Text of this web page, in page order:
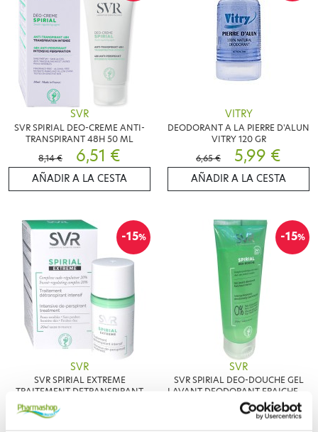
SVR
SVR SPIRIAL DEO-CREME ANTI-
TRANSPIRANT 48H 50 ML
8,14 €
6,51 €
AÑADIR A LA CESTA
VITRY
DEODORANT A LA PIERRE D'ALUN
VITRY 120 GR
6,65 €
5,99 €
AÑADIR A LA CESTA
-15%
SVR
SVR SPIRIAL EXTREME
TRAITEMENT DETRANSPIRANT
INTENSIF 20ML
7,42 €
-15%
SVR
SVR SPIRIAL DEO-DOUCHE GEL
LAVANT DEODORANT FRAICHEUR
INTENSE 200ML
6,30 €